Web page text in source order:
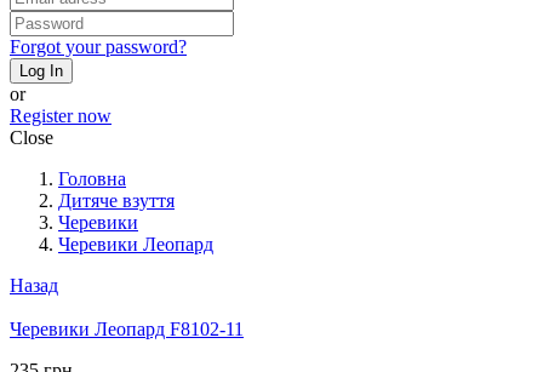
Forgot your password?
Log In
or
Register now
Close
Головна
Дитяче взуття
Черевики
Черевики Леопард
Назад
Черевики Леопард F8102-11